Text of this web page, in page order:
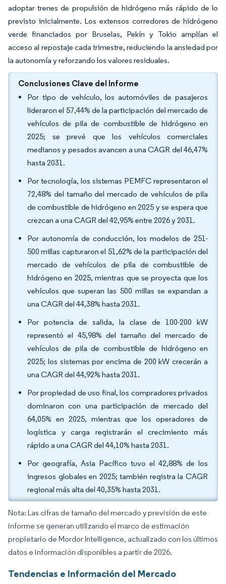
adoptar trenes de propulsión de hidrógeno más rápido de lo
previsto inicialmente. Los extensos corredores de hidrógeno
verde financiados por Bruselas, Pekín y Tokio amplían el
acceso al repostaje cada trimestre, reduciendo la ansiedad por
la autonomía y reforzando los valores residuales.
Conclusiones Clave del Informe
Por tipo de vehículo, los automóviles de pasajeros
lideraron el 57,44% de la participación del mercado de
vehículos de pila de combustible de hidrógeno en
2025; se prevé que los vehículos comerciales
medianos y pesados avancen a una CAGR del 46,47%
hasta 2031.
Por tecnología, los sistemas PEMFC representaron el
72,48% del tamaño del mercado de vehículos de pila
de combustible de hidrógeno en 2025 y se espera que
crezcan a una CAGR del 42,95% entre 2026 y 2031.
Por autonomía de conducción, los modelos de 251-
500 millas capturaron el 51,62% de la participación del
mercado de vehículos de pila de combustible de
hidrógeno en 2025, mientras que se proyecta que los
vehículos que superan las 500 millas se expandan a
una CAGR del 44,38% hasta 2031.
Por potencia de salida, la clase de 100-200 kW
representó el 45,98% del tamaño del mercado de
vehículos de pila de combustible de hidrógeno en
2025; los sistemas por encima de 200 kW crecerán a
una CAGR del 44,92% hasta 2031.
Por propiedad de uso final, los compradores privados
dominaron con una participación de mercado del
64,05% en 2025, mientras que los operadores de
logística y carga registrarán el crecimiento más
rápido a una CAGR del 44,10% hasta 2031.
Por geografía, Asia Pacífico tuvo el 42,88% de los
ingresos globales en 2025; también registra la CAGR
regional más alta del 40,35% hasta 2031.
Nota: Las cifras de tamaño del mercado y previsión de este
informe se generan utilizando el marco de estimación
propietario de Mordor Intelligence, actualizado con los últimos
datos e información disponibles a partir de 2026.
Tendencias e Información del Mercado